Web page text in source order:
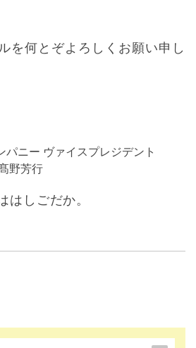
を何とぞよろしくお願い申し
パニー ヴァイスプレジデント
野芳行
しごだか。